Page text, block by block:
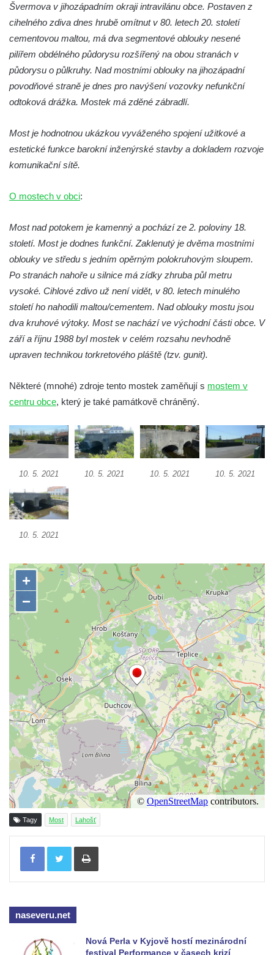
Torzo železničního mostu v Horním Jiřetíně
Viadukt na bývalé železniční trati Počerady-
Vrskmaň u Polerad
Železniční viadukt v Chotyni
Silniční most nad železniční tratí u Žďáru
Duchcovský viadukt
Železniční most přes Jizeru u Dolní Dušnice
Mimoni
Kamenný most přes Ploučnici v Horní Polici
Železniční most přes Mohelku v Rychnově
u Jablonce nad Nisou
Kamenný most přes Bílinu ve Lbíně
Černý most (a akvadukt) přes železniční
trať z ulice Na Hamrech v Krupce
Silniční most přes Ohři ve Vršovicích u Loun
Mšeném-lázně
Charlottin most přes Mlýnský potok v
Masarykův most v Kralupech nad Vltavou
Krytý dřevěný silniční most přes Ohři v
Radošově
Zastřešená lávka v Čermákových sadech v
Tyršův most přes Labe v Litoměřicích
Silniční most u Budyně nad Ohří
Silniční most přes Ohři mezi Doksany a
Brozany nad Ohří
Lávka Frankovka přes Střelu jihozápadně
od Rabštejna nad Střelou
Most přes Moravanský potok u Dolních
Zálezel
Most přes Podlešínský potok pod
Podlešínem
Silniční most přes Svitávku v Nových
Zákupech
Klášterní most v Zákupech
Kamenný most v Zákupech
Poštovní most v Mimoni
Bývalý vodní náhon u Antonínova údolí
Železniční most u Bořkova
Kamenný most v Markvarticích
Silniční most u Mnichova Hradiště
Švermova v jihozápadním okraji intravilánu obce. Postaven z
cihelného zdiva dnes hrubě omítnut v 80. letech 20. století
cementovou maltou, má dva segmentové oblouky nesené
pilířem obdélného půdorysu rozšířený na obou stranách v
půdorysu o půlkruhy. Nad mostními oblouky na jihozápadní
povodňové straně je dnes pro navýšení vozovky nefunkční
odtoková drážka. Mostek má zděné zábradlí.
Most je hodnotnou ukázkou vyváženého spojení užitkové a
estetické funkce barokní inženýrské stavby a dokladem rozvoje
komunikační sítě.
O mostech v obci:
Most nad potokem je kamenný a pochází ze 2. poloviny 18.
století. Most je dodnes funkční. Zaklenutý je dvěma mostními
oblouky ve středu s jedním opěrným polokruhovým sloupem.
Po stranách nahoře u silnice má zídky zhruba půl metru
vysoké. Cihlové zdivo už není vidět, v 80. letech minulého
století ho nahodili maltou/cementem. Nad oblouky mostu jsou
dva kruhové výtoky. Most se nachází ve východní části obce. V
září a říjnu 1988 byl mostek v celém rozsahu nevhodně
upraven technikou torkretového pláště (tzv. gunit).
Některé (mnohé) zdroje tento mostek zaměňují s mostem v
centru obce, který je také památkově chráněný.
10. 5. 2021 10. 5. 2021 10. 5. 2021 10. 5. 2021
10. 5. 2021
Tagy Most Lahošť
Tisknout
naseveru.net
Nová Perla v Kyjově hostí mezinárodní
festival Performance v časech krizí